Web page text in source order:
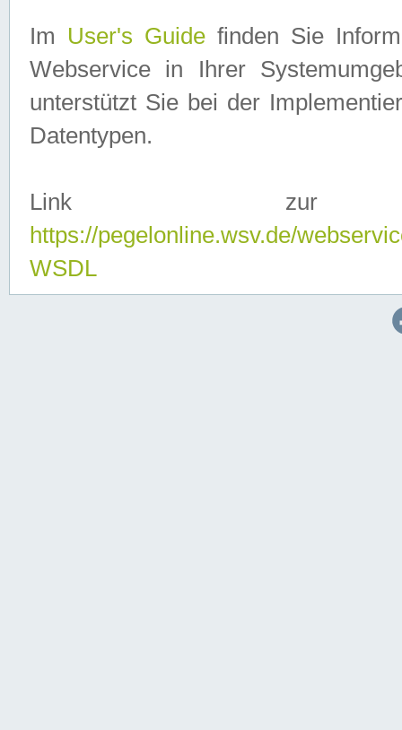
Im User's Guidefinden Sie
Webservice in Ihrer
unterstützt Sie bei der
Datentypen.
Link zur
https://pegelonline.wsv.de/
WSDL